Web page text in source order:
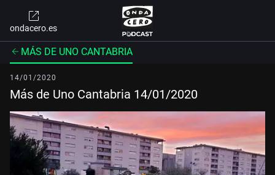
ondacero.es
MÁS DE UNO CANTABRIA
14/01/2020
Más de Uno Cantabria 14/01/2020